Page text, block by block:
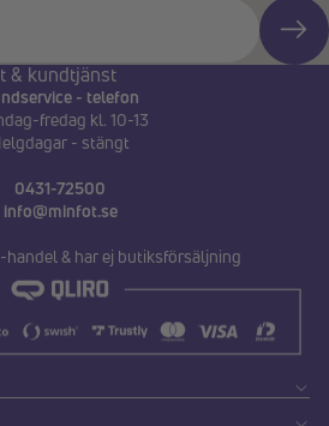
& kundtjänst
- telefon
fredag kl. 10-13
- stängt
0431-72500
info@minfot.se
handel & har ej butiksförsäljning